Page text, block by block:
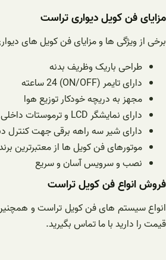
مزایای فن کویل دیواری تراست
برخی از ویژگی ها و مزایای فن کویل های
طراحی باریک وظریف بدنه
دارای تایمر (ON/OFF) 24 ساعته
مجهز به دریچه خودکار توزیع هوا
دارای نمایشگر LCD و ترموستات داخلی و ریموت کنترل دستی
دارای شیر سه راهه برقی جهت کنترل
موتورهای فن کویل ها از معتبرترین
نصب و سرویس آسان و سریع
فروش انواع فن کویل تراست
انواع سیستم های فن کویل تراست و
قیمت را دارید با ما تماس بگیرید.